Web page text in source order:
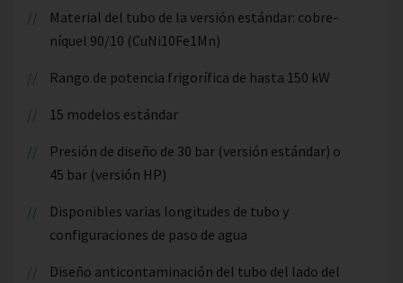
Material del tubo de la versión estándar: cobre-
níquel 90/10 (CuNi10Fe1Mn)
Rango de potencia frigorífica de hasta 150 kW
15 modelos estándar
Presión de diseño de 30 bar (versión estándar) o
45 bar (versión HP)
Disponibles varias longitudes de tubo y
configuraciones de paso de agua
Diseño anticontaminación del tubo del lado del